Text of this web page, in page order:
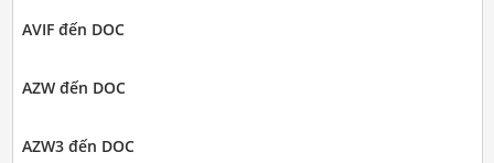
AVIF đến DOC
AZW đến DOC
AZW3 đến DOC